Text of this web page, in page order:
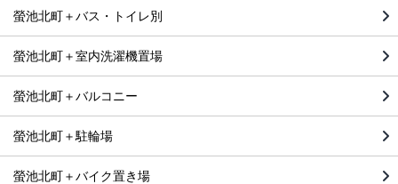
螢池北町＋バス・トイレ別
螢池北町＋室内洗濯機置場
螢池北町＋バルコニー
螢池北町＋駐輪場
螢池北町＋バイク置き場